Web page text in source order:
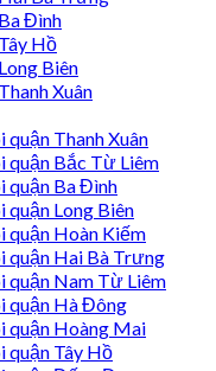
Đình
Hồ
Biên
Xuân
quận Thanh Xuân
quận Bắc Từ Liêm
quận Ba Đình
quận Long Biên
quận Hoàn Kiếm
quận Hai Bà Trưng
quận Nam Từ Liêm
quận Hà Đông
quận Hoàng Mai
quận Tây Hồ